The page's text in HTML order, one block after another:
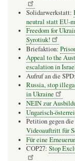
Solidarwerkstatt:
neutral statt EU-
Freedom for
Syrotiuk!
Briefaktion:
Appeal to the
escalation in
Aufruf an die SPD:
Russia, stop
in Ukraine
NEIN zur
Ungarisch-
Petition gegen
Videoauftritt für
Für eine
COP27: Stop